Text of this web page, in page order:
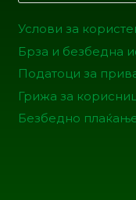
Услови за
Брза и безбедна
Податоци за
Грижа за
Безбедно